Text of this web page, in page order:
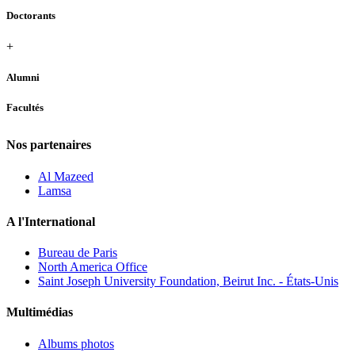
Doctorants
+
Alumni
Facultés
Nos partenaires
Al Mazeed
Lamsa
A l'International
Bureau de Paris
North America Office
Saint Joseph University Foundation, Beirut Inc. - États-Unis
Multimédias
Albums photos